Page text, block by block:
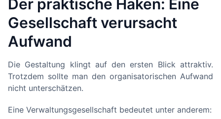
Der praktische Haken: Eine
Gesellschaft verursacht
Aufwand
Die Gestaltung klingt auf den ersten Blick attraktiv.
Trotzdem sollte man den organisatorischen Aufwand
nicht unterschätzen.
Eine Verwaltungsgesellschaft bedeutet unter anderem: